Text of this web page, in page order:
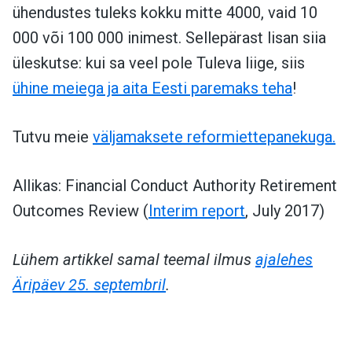
ühendustes tuleks kokku mitte 4000, vaid 10
000 või 100 000 inimest. Sellepärast lisan siia
üleskutse: kui sa veel pole Tuleva liige, siis
ühine meiega ja aita Eesti paremaks teha!
Tutvu meie väljamaksete reformiettepanekuga.
Allikas: Financial Conduct Authority Retirement
Outcomes Review (Interim report, July 2017)
Lühem artikkel samal teemal ilmus ajalehes
Äripäev 25. septembril.